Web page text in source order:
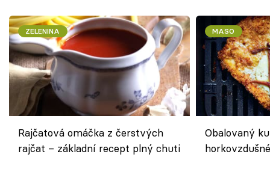
ZELENINA
Rajčatová omáčka z čerstvých
rajčat – základní recept plný chuti
MASO
Obalovaný